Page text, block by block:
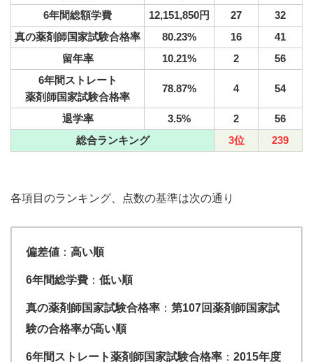
6年間総額学費
12,151,850円 27
32
真の薬剤師国家試験合格率
80.23% 16
41
留年率
10.21% 2
56
6年間ストレート
薬剤師国家試験合格率
78.87% 4 54
退学率 3.5% 2
56
総合ランキング
3位 239
各項目のランキング、点数の基準は次の通り
偏差値 ： 高い順
6年間総学費 ： 低い順
真の薬剤師国家試験合格率 ： 第107回薬剤師国家試
験の合格率が高い順
6年間ストレート薬剤師国家試験合格率 ： 2015年度